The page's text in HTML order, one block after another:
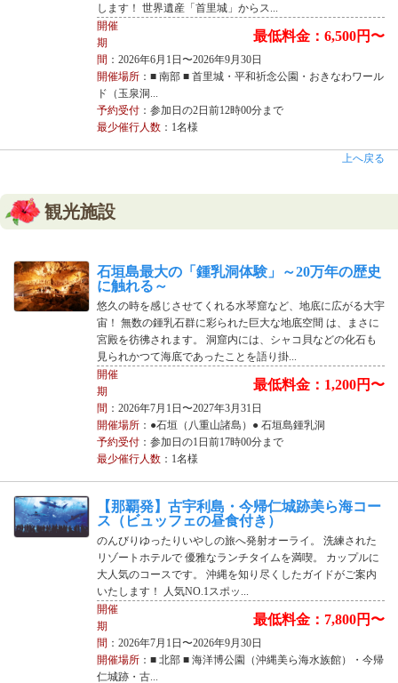
します！ 世界遺産「首里城」からス...
最低料金：6,500円〜
開催
期
間 ：2026年6月1日〜2026年9月30日
開催場所：■ 南部 ■ 首里城・平和祈念公園・おきなわワール
ド（玉泉洞...
予約受付：参加日の2日前12時00分まで
最少催行人数：1名様
上へ戻る
観光施設
石垣島最大の「鍾乳洞体験」～20万年の歴史
に触れる～
悠久の時を感じさせてくれる水琴窟など、地底に広がる大宇
宙！ 無数の鍾乳石群に彩られた巨大な地底空間 は、まさに
宮殿を彷彿されます。 洞窟内には、シャコ貝などの化石も
見られかつて海底であったことを語り掛...
最低料金：1,200円〜
開催
期
間 ：2026年7月1日〜2027年3月31日
開催場所：●石垣（八重山諸島）● 石垣島鍾乳洞
予約受付：参加日の1日前17時00分まで
最少催行人数：1名様
【那覇発】古宇利島・今帰仁城跡美ら海コー
ス（ビュッフェの昼食付き）
のんびりゆったりいやしの旅へ発射オーライ。 洗練された
リゾートホテルで 優雅なランチタイムを満喫。 カップルに
大人気のコースです。 沖縄を知り尽くしたガイドがご案内
いたします！ 人気NO.1スポッ...
最低料金：7,800円〜
開催
期
間 ：2026年7月1日〜2026年9月30日
開催場所：■ 北部 ■ 海洋博公園（沖縄美ら海水族館）・今帰
仁城跡・古...